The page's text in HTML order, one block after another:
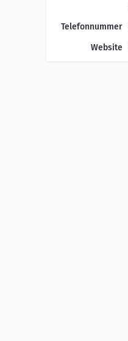
Telefonnummer
Website